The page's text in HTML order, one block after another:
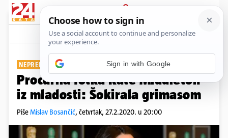
PRIJAVA
Show Komentari
NEPREPOZNATLJIVA JE
Procurila fotka Kate Middleton
iz mladosti: Šokirala grimasom
PišeMislav Bosančić, četvrtak, 27.2.2020. u 20:00